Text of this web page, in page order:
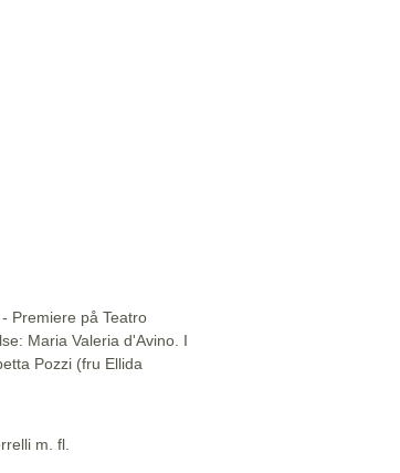
Premiere på Teatro
Maria Valeria d'Avino. I
Pozzi (fru Ellida
m. fl.